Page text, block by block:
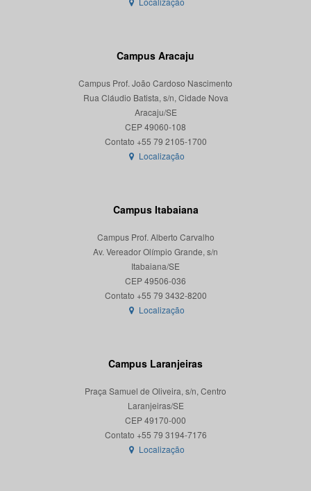
Campus Aracaju
Campus Prof. João Cardoso Nascimento
Rua Cláudio Batista, s/n, Cidade Nova
Aracaju/SE
CEP 49060-108
Localização
Campus Itabaiana
Campus Prof. Alberto Carvalho
Av. Vereador Olímpio Grande, s/n
Itabaiana/SE
CEP 49506-036
Localização
Campus Laranjeiras
Praça Samuel de Oliveira, s/n, Centro
Laranjeiras/SE
CEP 49170-000
Localização